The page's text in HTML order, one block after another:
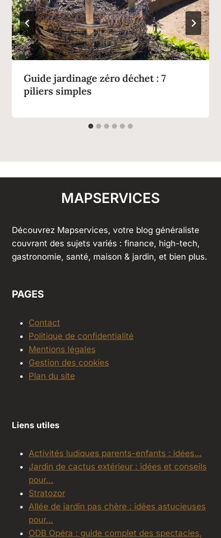
Guide jardinage zéro déchet : 7
piliers simples
MAPSERVICES
Découvrez Mapservices, votre blog généraliste
couvrant des sujets variés : finance, high-tech,
gastronomie, santé, maison & jardin, et bien plus.
PAGES
Contact
Politique de confidentialité
Mentions légales
Gestion des cookies
Plan du site
Liens utiles
Activités ludiques parents-enfants : idées…
Jardin de cactus extérieur : idées et conseils
pour…
Stratozor
Allée de jardin pas chère : idées astucieuses
pour…
ODB Opéra : guide complet des spectacles,